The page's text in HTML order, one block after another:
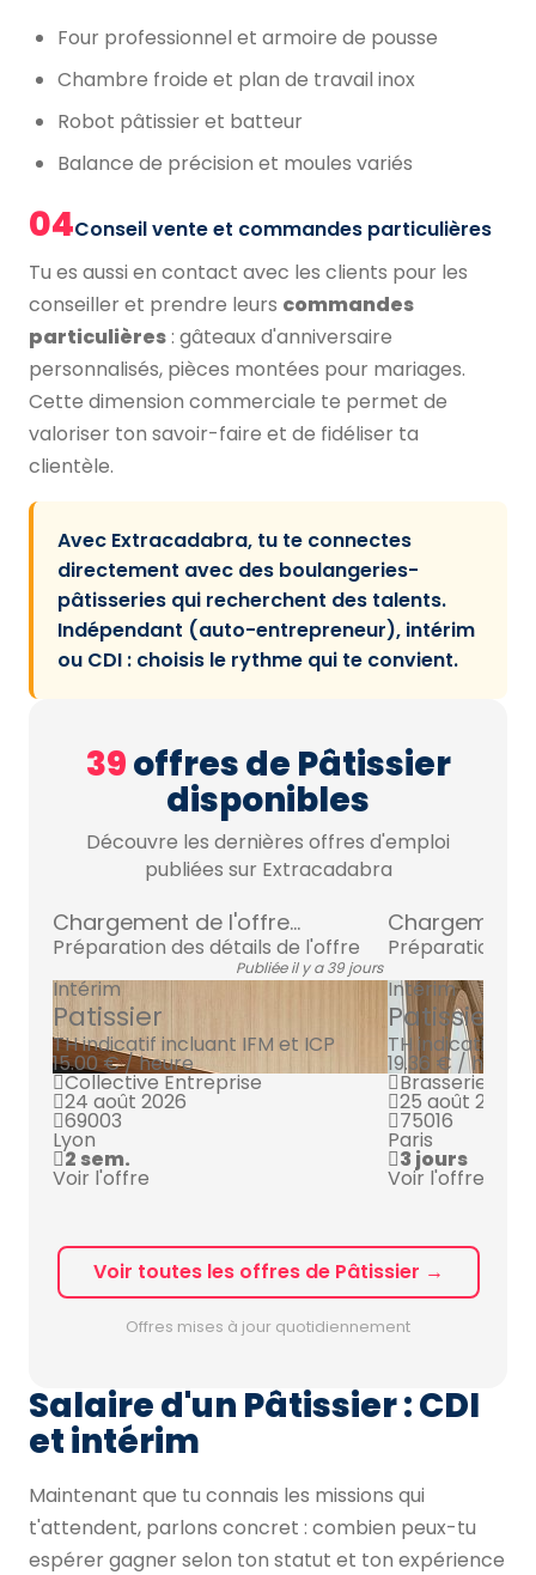
Four professionnel et armoire de pousse
Chambre froide et plan de travail inox
Robot pâtissier et batteur
Balance de précision et moules variés
04Conseil vente et commandes particulières
Tu es aussi en contact avec les clients pour les
conseiller et prendre leurs commandes
particulières : gâteaux d'anniversaire
personnalisés, pièces montées pour mariages.
Cette dimension commerciale te permet de
valoriser ton savoir-faire et de fidéliser ta
clientèle.
Avec Extracadabra, tu te connectes
directement avec des boulangeries-
pâtisseries qui recherchent des talents.
Indépendant (auto-entrepreneur), intérim
ou CDI : choisis le rythme qui te convient.
39offres de Pâtissier
disponibles
Découvre les dernières offres d'emploi
publiées sur Extracadabra
Chargement de l'offre...
Préparation des détails de l'offre
Publiée il y a 39 jours
Intérim
Patissier
TH indicatif incluant IFM et ICP
15.00 € / heure
Collective Entreprise
24 août 2026
69003
Lyon
2 sem.
Voir l'offre
Chargement
Préparation
Intérim
Patissier
TH indicatif
19.36 € / heure
Brasserie Chic
25 août 2026
75016
Paris
3 jours
Voir l'offre
Voir toutes les offres de Pâtissier →
Offres mises à jour quotidiennement
Salaire d'un Pâtissier : CDI
et intérim
Maintenant que tu connais les missions qui
t'attendent, parlons concret : combien peux-tu
espérer gagner selon ton statut et ton expérience